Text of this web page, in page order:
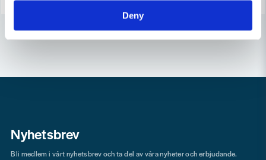
Deny
Nyhetsbrev
Bli medlem i vårt nyhetsbrev och ta del av våra nyheter och erbjudande.